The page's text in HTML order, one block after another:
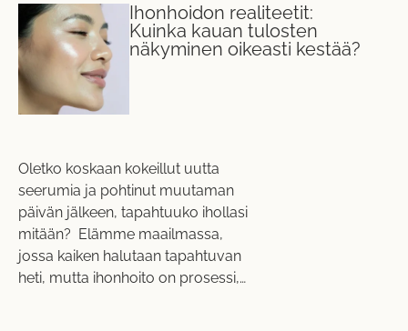
Ihonhoidon realiteetit:
Kuinka kauan tulosten
näkyminen oikeasti kestää?
Oletko koskaan kokeillut uutta
seerumia ja pohtinut muutaman
päivän jälkeen, tapahtuuko ihollasi
mitään? Elämme maailmassa,
jossa kaiken halutaan tapahtuvan
heti, mutta ihonhoito on prosessi,…